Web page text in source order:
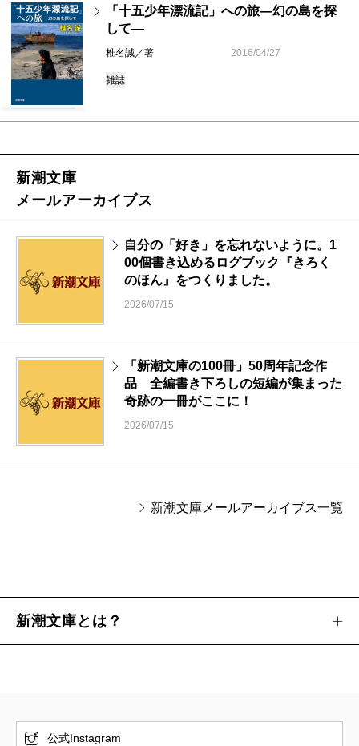
「十五少年漂流記」への旅―幻の島を探
して―
椎名誠／著 2016/04/27
雑誌
新潮文庫
メールアーカイブス
自分の「好き」を忘れないように。1
00個書き込めるログブック『きろく
のほん』をつくりました。
2026/07/15
「新潮文庫の100冊」50周年記念作
品 全編書き下ろしの短編が集まった
奇跡の一冊がここに！
2026/07/15
新潮文庫メールアーカイブス一覧
新潮文庫とは？
公式Instagram